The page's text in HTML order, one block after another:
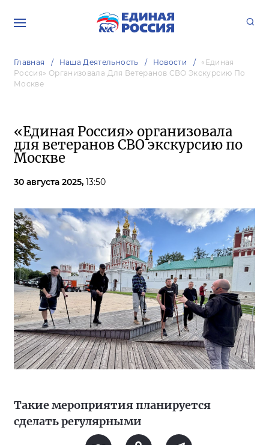
Главная Наша Деятельность Новости
«Единая
Россия» Организовала Для Ветеранов СВО Экскурсию По
Москве
«Единая Россия» организовала
для ветеранов СВО экскурсию по
Москве
30 августа 2025, 13:50
Такие мероприятия планируется
сделать регулярными